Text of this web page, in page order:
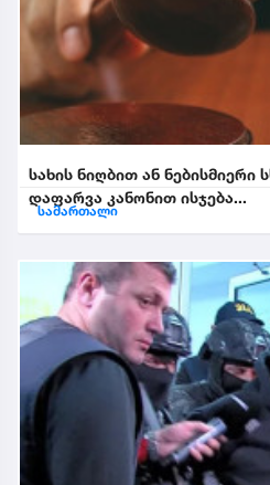
სახის ნიღბით ან ნებისმიერი
დაფარვა კანონით ისჯება...
სამართალი